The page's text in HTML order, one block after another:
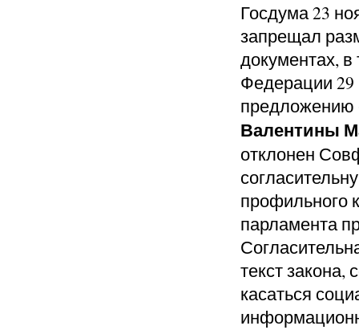
Госдума 23
запрещал
документах,
Федерации 29
предложению
Валентины
отклонен
профильного
парламента
текст закона,
касаться